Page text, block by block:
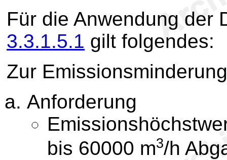
Für die Anwendung der
3.3.1.5.1 gilt folgendes:
Zur
Anforderung
bis 60000 m3/h